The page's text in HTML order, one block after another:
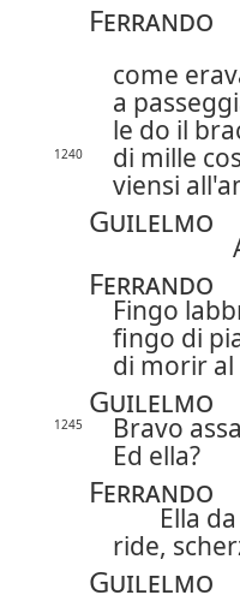
Ferrando
come
a
le do il
1240
di mille
viensi
Guilelmo
Ferrando
Fingo
fingo di
di morir
Guilelmo
1245
Bravo
Ed ella?
Ferrando
Ella
ride,
Guilelmo